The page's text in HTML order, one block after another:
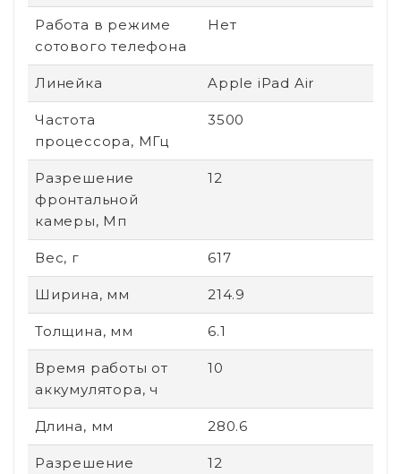
Работа в режиме
сотового телефона
Нет
Линейка Apple iPad Air
Частота
процессора, МГц
3500
Разрешение
фронтальной
камеры, Мп
12
Вес, г 617
Ширина, мм 214.9
Толщина, мм 6.1
Время работы от
аккумулятора, ч
10
Длина, мм 280.6
Разрешение
12